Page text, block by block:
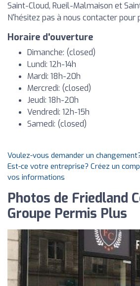
Saint-Cloud, Rueil-Malmaison et
N'hésitez pas à nous contacter pour
Horaire d'ouverture
Dimanche: (closed)
Lundi: 12h-14h
Mardi: 18h-20h
Mercredi: (closed)
Jeudi: 18h-20h
Vendredi: 12h-15h
Samedi: (closed)
Voulez-vous demander un
Est-ce votre entreprise? Créez un
vos informations
Photos de Friedland
Groupe Permis Plus